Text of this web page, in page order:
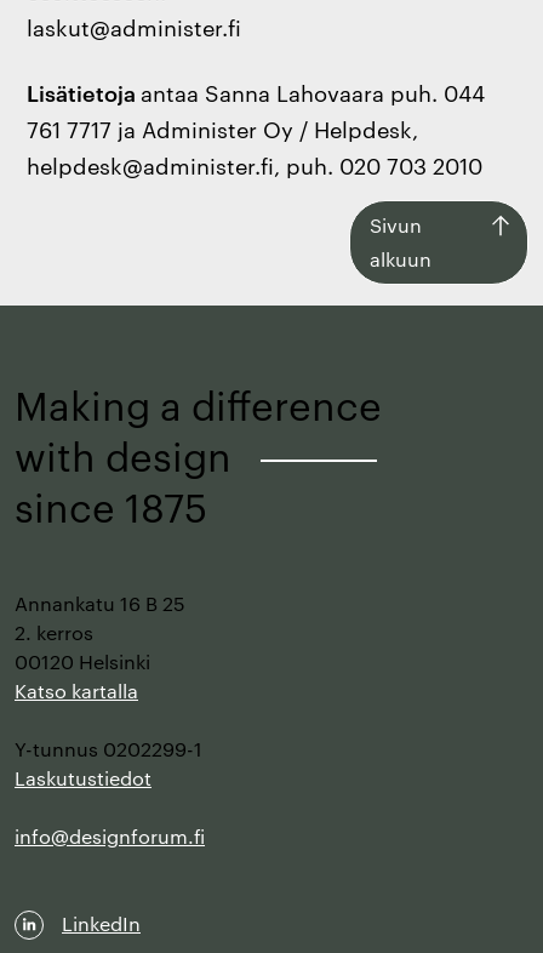
laskut@administer.fi
Lisätietojaantaa Sanna Lahovaara puh. 044
761 7717 ja Administer Oy / Helpdesk,
helpdesk@administer.fi, puh. 020 703 2010
Sivun
alkuun
sivun
Making a difference
with design
since 1875
Annankatu 16 B 25
2. kerros
00120 Helsinki
Katso kartalla
Y-tunnus 0202299-1
Laskutustiedot
info@designforum.fi
LinkedIn